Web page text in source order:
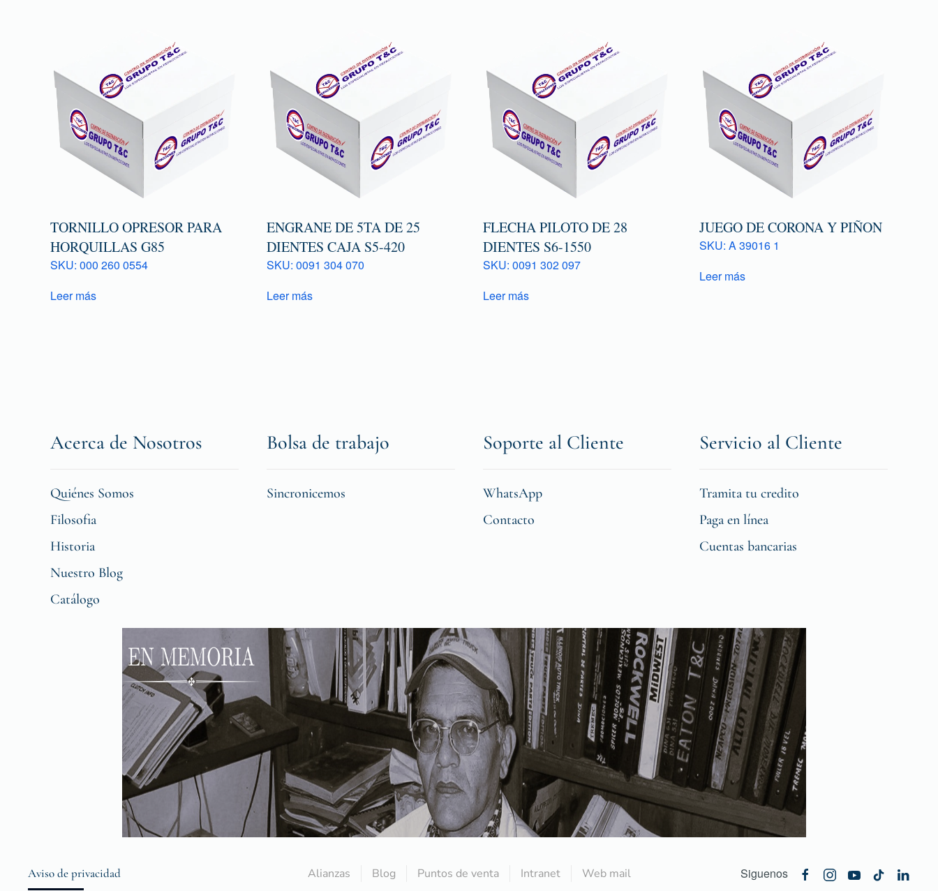
TORNILLO OPRESOR PARA
HORQUILLAS G85
SKU: 000 260 0554
Leer más
ENGRANE DE 5TA DE 25
DIENTES CAJA S5-420
SKU: 0091 304 070
Leer más
FLECHA PILOTO DE 28
DIENTES S6-1550
SKU: 0091 302 097
Leer más
JUEGO DE CORONA Y PIÑON
SKU: A 39016 1
Leer más
Acerca de Nosotros
Quiénes Somos
Filosofia
Historia
Nuestro Blog
Catálogo
Bolsa de trabajo
Sincronicemos
Soporte al Cliente
WhatsApp
Contacto
Servicio al Cliente
Tramita tu credito
Paga en línea
Cuentas bancarias
Aviso de privacidad Alianzas Blog Puntos de venta Intranet Web mail Siguenos